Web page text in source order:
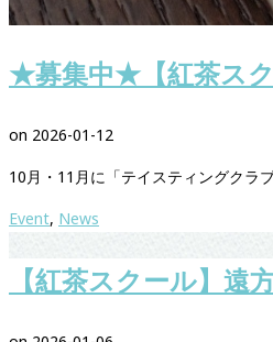
★募集中★【紅茶ス
on 2026-01-12
10月・11月に「テイスティングク
Event, News
【紅茶スクール】遠